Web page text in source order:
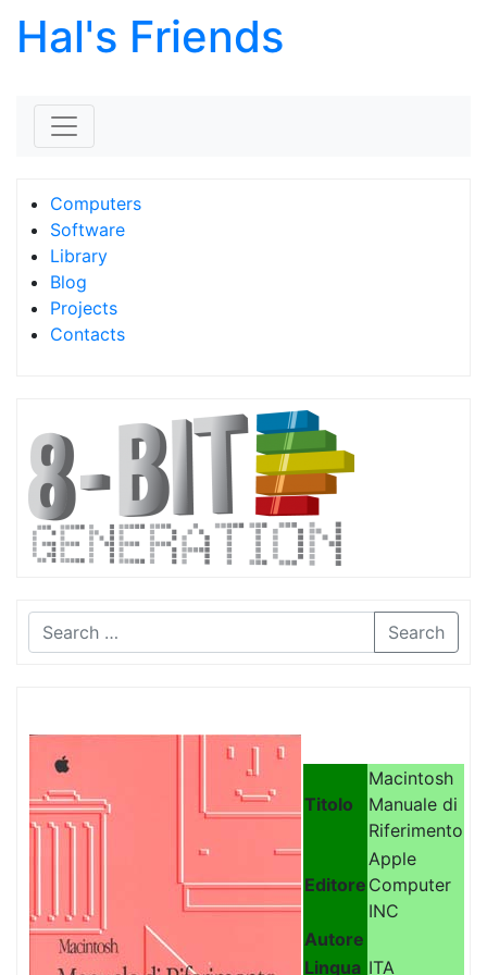
Hal's Friends
Computers
Software
Library
Blog
Projects
Contacts
Search
Titolo
Macintosh
Manuale di
Riferimento
Editore
Apple
Computer
INC
Autore
Lingua ITA